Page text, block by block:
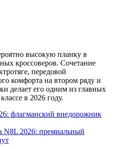
высокую планку в
кроссоверов. Сочетание
передовой
комфорта на втором ряду и
делает его одним из главных
в 2026 году.
флагманский внедорожник
N8L 2026: премиальный